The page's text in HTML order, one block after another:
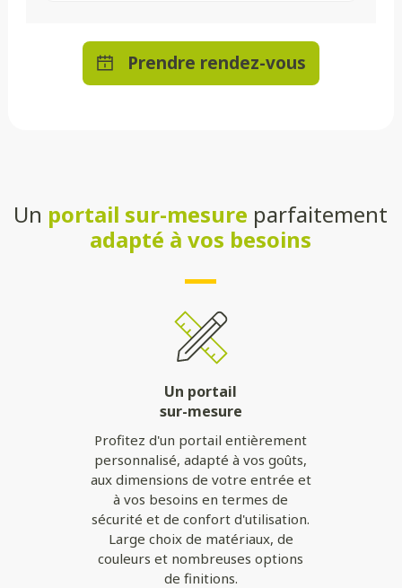
Prendre rendez-vous
Un portail sur-mesure parfaitement
adapté à vos besoins
Un portail
sur-mesure
Profitez d'un portail entièrement
personnalisé, adapté à vos goûts,
aux dimensions de votre entrée et
à vos besoins en termes de
sécurité et de confort d'utilisation.
Large choix de matériaux, de
couleurs et nombreuses options
de finitions.